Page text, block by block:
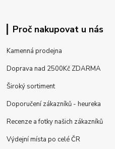
Proč nakupovat u nás
Kamenná prodejna
Doprava nad 2500Kč ZDARMA
Široký sortiment
Doporučení zákazníků - heureka
Recenze a fotky našich zákazníků
Výdejní místa po celé ČR